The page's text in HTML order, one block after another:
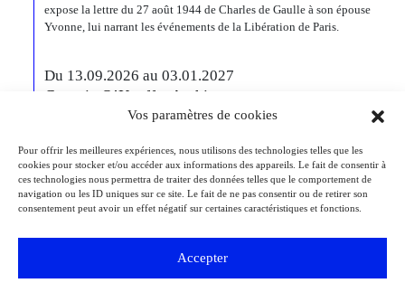
Vos paramètres de cookies
Pour offrir les meilleures expériences, nous utilisons des technologies telles que les
cookies pour stocker et/ou accéder aux informations des appareils. Le fait de consentir à
ces technologies nous permettra de traiter des données telles que le comportement de
navigation ou les ID uniques sur ce site. Le fait de ne pas consentir ou de retirer son
consentement peut avoir un effet négatif sur certaines caractéristiques et fonctions.
Accepter
expose la lettre du 27 août 1944 de Charles de Gaulle à son épouse
Yvonne, lui narrant les événements de la Libération de Paris.
Du 13.09.2026 au 03.01.2027
Georgia O’Keeffe. Architecture
Detroit Institute of Arts
présente environ 35 peintures architecturales réalisées entre les années
1920 et 1960. Pionnière de l’art moderne, O’Keeffe a célébré la beauté
et la complexité des environnements bâtis qu’elle a habités à travers
ces œuvres remarquables. Tout au long de sa longue carrière, l’artiste a
puisé son inspiration dans […]
Du 27.11.2026 au 04.04.2027